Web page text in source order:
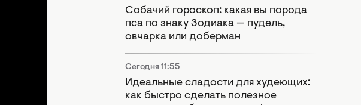
Собачий гороскоп: какая вы порода
пса по знаку Зодиака — пудель,
овчарка или доберман
Сегодня 11:55
Идеальные сладости для худеющих:
как быстро сделать полезное